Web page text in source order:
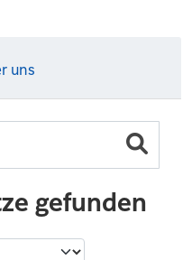
uns
gefunden